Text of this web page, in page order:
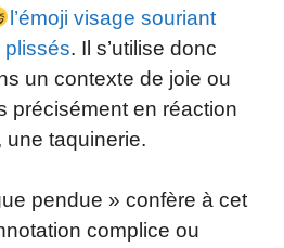
l’émoji visage souriant
plissés. Il s’utilise donc
un contexte de joie ou
précisément en réaction
une taquinerie.
pendue » confère à cet
complice ou